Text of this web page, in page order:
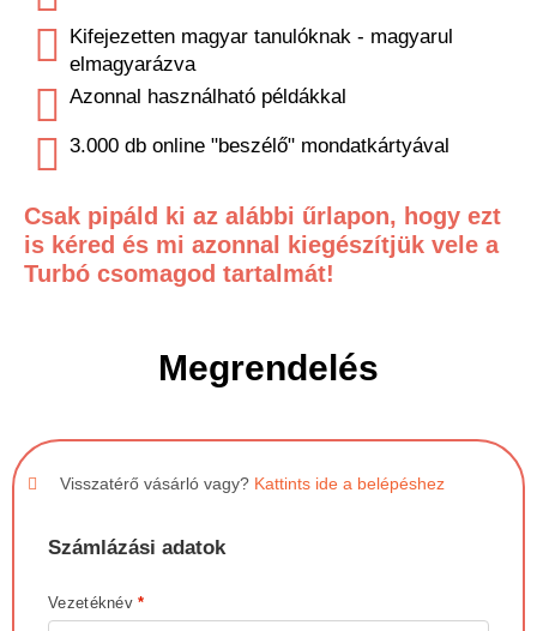
Kifejezetten magyar tanulóknak - magyarul
elmagyarázva
Azonnal használható példákkal
3.000 db online "beszélő" mondatkártyával
Csak pipáld ki az alábbi űrlapon, hogy ezt
is kéred és mi azonnal kiegészítjük vele a
Turbó csomagod tartalmát!
Megrendelés
Visszatérő vásárló vagy? Kattints ide a belépéshez
Számlázási adatok
Vezetéknév*